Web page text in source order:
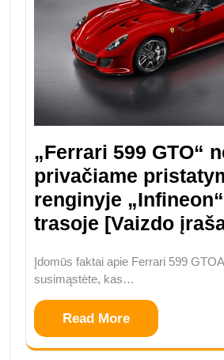
„Ferrari 599 GTO“
privačiame
renginyje
trasoje [Vaizdo
Įdomūs faktai apie Ferrari 599
susimąstėte, kas…
Read More